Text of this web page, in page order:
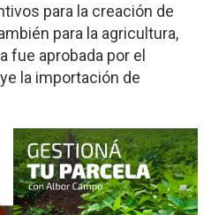
para la creación de
para la agricultura,
fue aprobada por el
la importación de